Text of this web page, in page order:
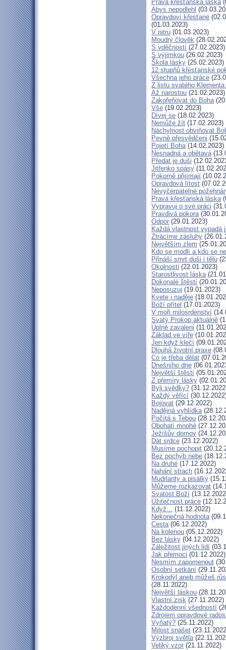
Pravá křesťanská láska
Abys nepodlehl
Opravdoví křesťané
(01.03.2023)
V nitru (01.03.2023)
Moudrý člověk
S vděčností (27.02.2023)
S výjimkou (26.02.2023)
Škola lásky (25.02.2023)
12 stupňů křesťanské
Všechna jeho práce
Z listu svatého
Až narostou (21.02.2023)
Zakořeňovat do Boha
Vše (19.02.2023)
Dívej se (18.02.2023)
Nemůže žít (17.02.2023)
Náchylnost obviňovat
Pevně přesvědčeni
Pojetí Boha(14.02.2023)
Nesnadná a obětavá
Předat je duši
Jitřenko spásy
Pokorně přijímají
Opravdová lítost
Nevyčerpatelné
Pravá křesťanská láska
Vypravuj o své práci
Pravdivá pokora
Odpor (29.01.2023)
Každá vlastnost vypadá
Ztrácíme zásluhy
Největším zlem
Kdo se modlí a kdo se
Přináší smrt duši i tělu
Okolnosti (22.01.2023)
Starostlivost láska
Dokonalé štěstí
Neposuzuj (19.01.2023)
Kvete i naděje
Boží přítel (17.01.2023)
V moři milosrdenství
Svatý Prokop aktuálně
Úplně zavaleni
Základ ve víře
Jen když klečí
Dlouhá životní praxe
Co je třeba dělat
Dnešního dne
Největší štěstí
Z přemíry lásky
Byli svědky?
Každý věřící
Bojovat (29.12.2022)
Nadějná vyhlídka
Počítá s Tebou
Obohatí mnohé
Ježíšův domov
Dát srdce (23.12.2022)
Musíme pochopit
Bez pochyb nebe
Na druhé (17.12.2022)
Nahání strach
Mudrlanty a pisálky
Můžeme rozkazovat
Svatost Boží
Užitečnost práce
Když... (11.12.2022)
Nekonečná hodnota
Cesta(06.12.2022)
Na kolenou (05.12.2022)
Bez lásky (04.12.2022)
Záležitost jiných lidí
Jak přemoci (01.12.2022)
Nesmím zapomenout
Osobní setkání
Krokodýl aneb můžeš
(28.11.2022)
Největší láskou
Vlastní zisk (27.11.2022)
Každodenní všedností
Zdrojem opravdové
Vyňatý? (25.11.2022)
Milost snášet
Výzbroj světla
Veliký vzor (21.11.2022)